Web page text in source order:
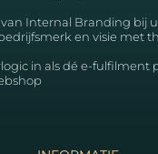
Internal Branding bij
en visie met
in als dé e-fulfilment